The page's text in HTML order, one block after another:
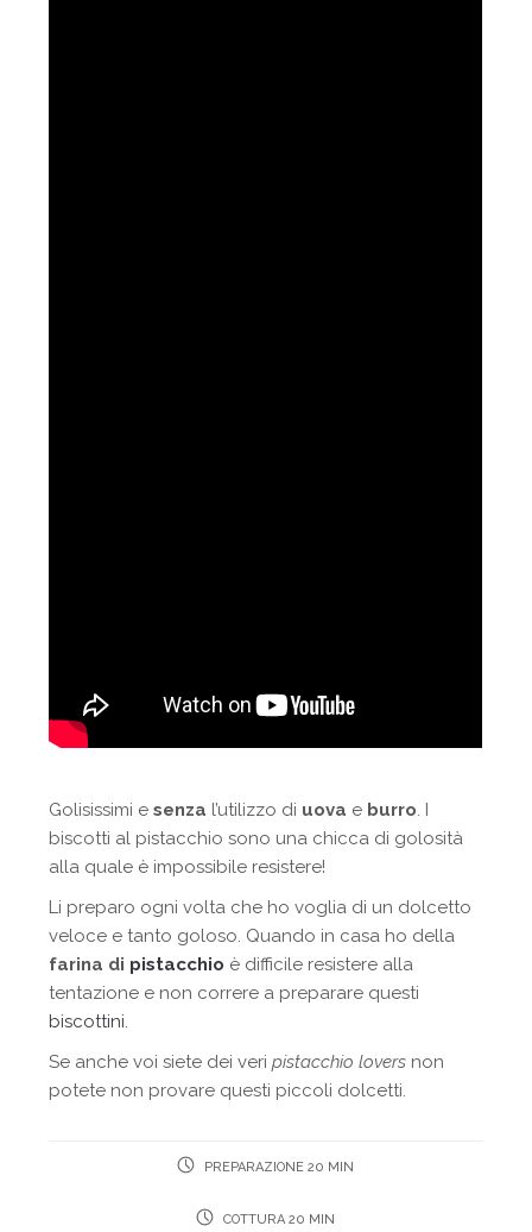
Golisissimi esenza l’utilizzo di uova e burro. I
biscotti al pistacchio sono una chicca di golosità
alla quale è impossibile resistere!
Li preparo ogni volta che ho voglia di un dolcetto
veloce e tanto goloso. Quando in casa ho della
farina di pistacchio è difficile resistere alla
tentazione e non correre a preparare questi
biscottini.
Se anche voi siete dei veripistacchio lovers non
potete non provare questi piccoli dolcetti.
PREPARAZIONE 20 MIN
COTTURA 20 MIN